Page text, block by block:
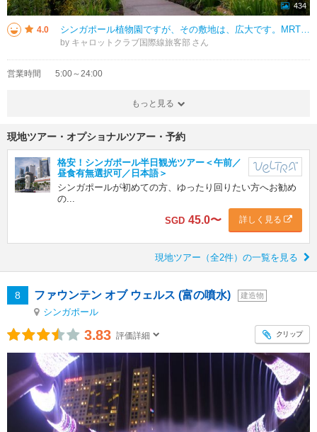
434
4.0 シンガポール植物園ですが、その敷地は、広大です。MRTネピア駅からすぐの所に植物園の入口ゲートが、あります。 ビジターセンターへもこちらの駅の方が、近いです。 広大ゆえに私は、ボタニツクガーデンの南側の一部だけでした。
by キャロットクラブ国際線旅客部
営業時間 5:00～24:00
もっと見る
現地ツアー・オプショナルツアー・予約
格安！シンガポール半日観光ツアー＜午前／
昼食有無選択可／日本語＞
シンガポールが初めての方、ゆったり回りたい方へお勧め
の...
SGD 45.0〜 詳しく見る
現地ツアー（全2件）の一覧を見る
8 ファウンテン オブ ウェルス (富の噴水) 建造物
シンガポール
3.83 評価詳細 クリップ